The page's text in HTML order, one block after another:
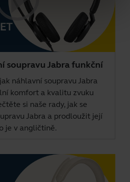
soupravu Jabra funkční
náhlavní soupravu Jabra
komfort a kvalitu zvuku
si naše rady, jak se
Jabra a prodloužit její
je v angličtině.